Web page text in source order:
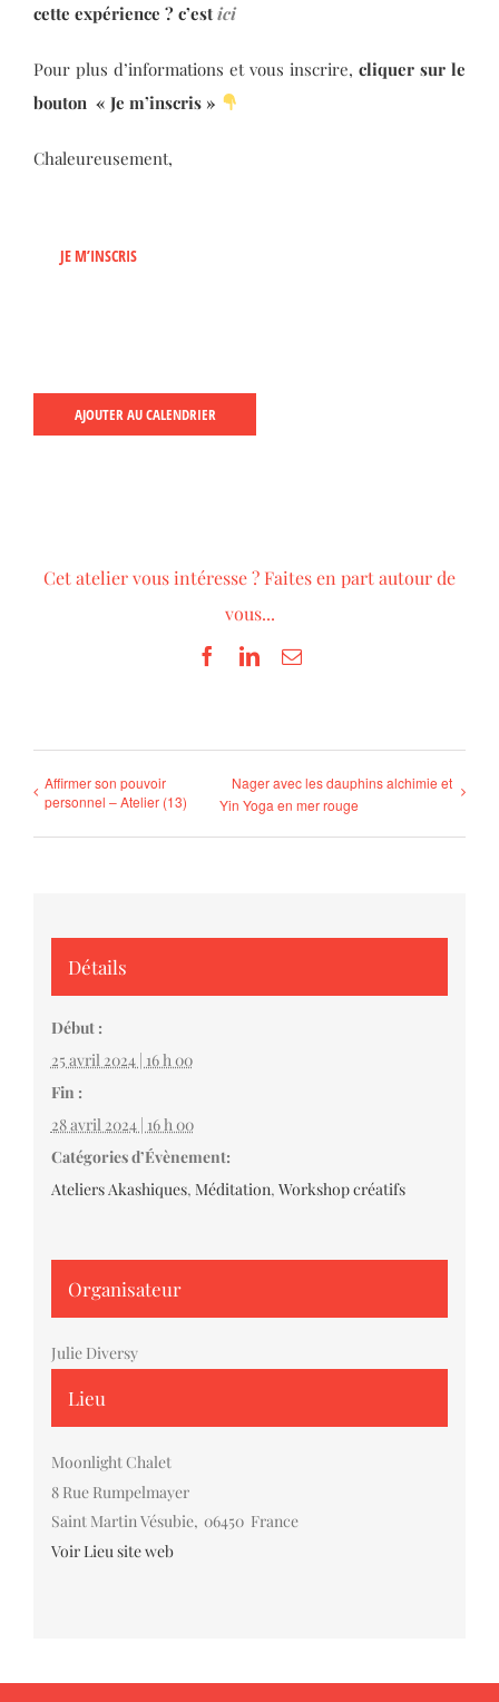
cette expérience ? c’est ici
Pour plus d’informations et vous inscrire, cliquer sur le
bouton « Je m’inscris »
Chaleureusement,
JE M’INSCRIS
AJOUTER AU CALENDRIER
Cet atelier vous intéresse ? Faites en part autour de
vous...
Facebook
LinkedInEmail
Affirmer son pouvoir
personnel – Atelier (13)
Nager avec les dauphins alchimie et
Yin Yoga en mer rouge
Détails
Début :
25 avril 2024 | 16 h 00
Fin :
28 avril 2024 | 16 h 00
Catégories d’Évènement:
Ateliers Akashiques, Méditation, Workshop créatifs
Lieu
Moonlight Chalet
8 Rue Rumpelmayer
Saint Martin Vésubie, 06450 France
Voir Lieu site web
Organisateur
Julie Diversy